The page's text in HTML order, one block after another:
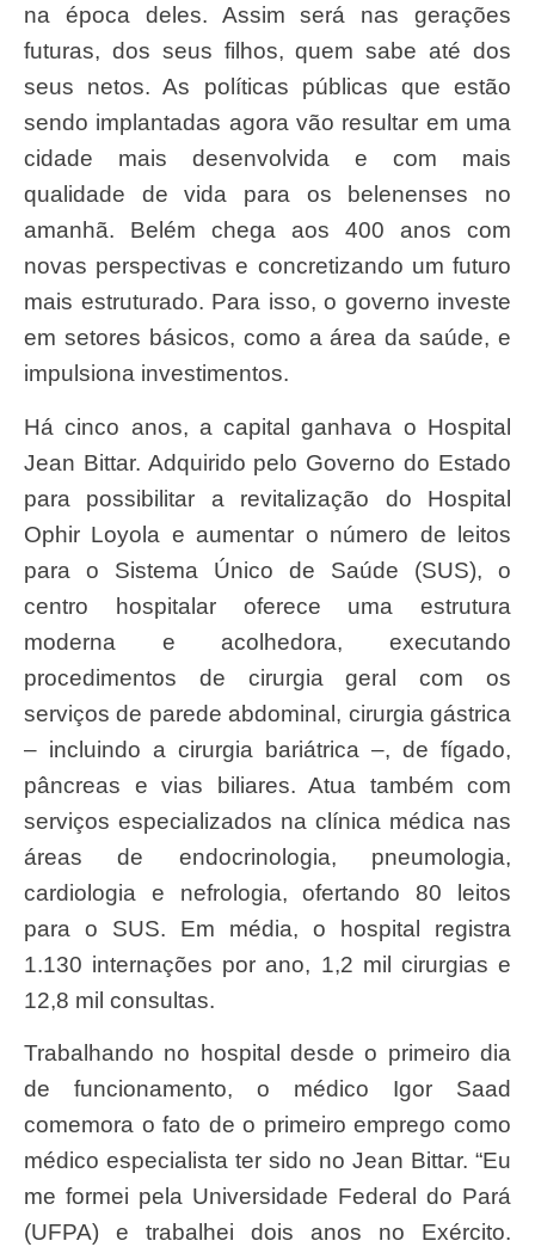
na época deles. Assim será nas gerações
futuras, dos seus filhos, quem sabe até dos
seus netos. As políticas públicas que estão
sendo implantadas agora vão resultar em uma
cidade mais desenvolvida e com mais
qualidade de vida para os belenenses no
amanhã. Belém chega aos 400 anos com
novas perspectivas e concretizando um futuro
mais estruturado. Para isso, o governo investe
em setores básicos, como a área da saúde, e
impulsiona investimentos.
Há cinco anos, a capital ganhava o Hospital
Jean Bittar. Adquirido pelo Governo do Estado
para possibilitar a revitalização do Hospital
Ophir Loyola e aumentar o número de leitos
para o Sistema Único de Saúde (SUS), o
centro hospitalar oferece uma estrutura
moderna e acolhedora, executando
procedimentos de cirurgia geral com os
serviços de parede abdominal, cirurgia gástrica
– incluindo a cirurgia bariátrica –, de fígado,
pâncreas e vias biliares. Atua também com
serviços especializados na clínica médica nas
áreas de endocrinologia, pneumologia,
cardiologia e nefrologia, ofertando 80 leitos
para o SUS. Em média, o hospital registra
1.130 internações por ano, 1,2 mil cirurgias e
12,8 mil consultas.
Trabalhando no hospital desde o primeiro dia
de funcionamento, o médico Igor Saad
comemora o fato de o primeiro emprego como
médico especialista ter sido no Jean Bittar. “Eu
me formei pela Universidade Federal do Pará
(UFPA) e trabalhei dois anos no Exército.